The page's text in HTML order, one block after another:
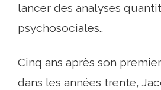
lancer des analyses
psychosociales..
Cinq ans après son
dans les années trente,